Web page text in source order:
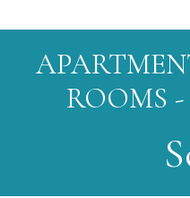
ROOMS -